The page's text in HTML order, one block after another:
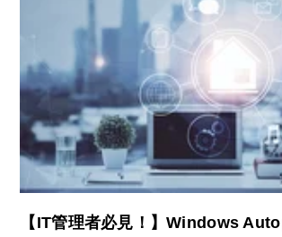
【IT管理者必見！】Windows